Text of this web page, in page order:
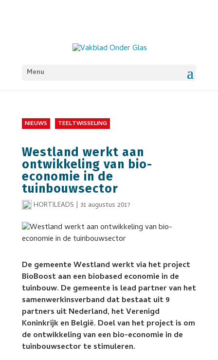
Menu
NIEUWS TEELTWISSELING
Westland werkt aan
ontwikkeling van bio-
economie in de
tuinbouwsector
HORTILEADS | 31 augustus 2017
De gemeente Westland werkt via het project
BioBoost aan een biobased economie in de
tuinbouw. De gemeente is lead partner van het
samenwerkinsverband dat bestaat uit 9
partners uit Nederland, het Verenigd
Koninkrijk en België. Doel van het project is om
de ontwikkeling van een bio-economie in de
tuinbouwsector te stimuleren.